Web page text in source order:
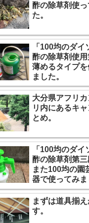
酢の除草剤使っ
た。
「100均のダイ
酢の除草剤使用
薄めるタイプ
ました。
大分県アフリ
リ内にあるキ
とめ。
「100均のダイ
酢の除草剤第
また100均の園
器で使ってみま
まずは道具揃
す